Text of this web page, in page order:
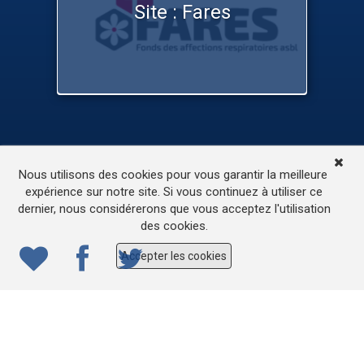
Site : Fares
L’accessibilité de ce site
© 2022ONE.be– Production : Dew production – Tous
droits réservés – Webdesign: Lokidor
Nous utilisons des cookies pour vous garantir la meilleure
expérience sur notre site. Si vous continuez à utiliser ce
dernier, nous considérerons que vous acceptez l'utilisation
des cookies.
Accepter les cookies